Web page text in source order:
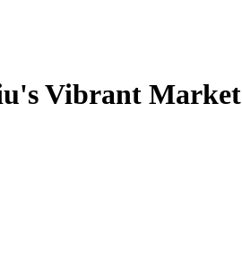
Vibrant Market